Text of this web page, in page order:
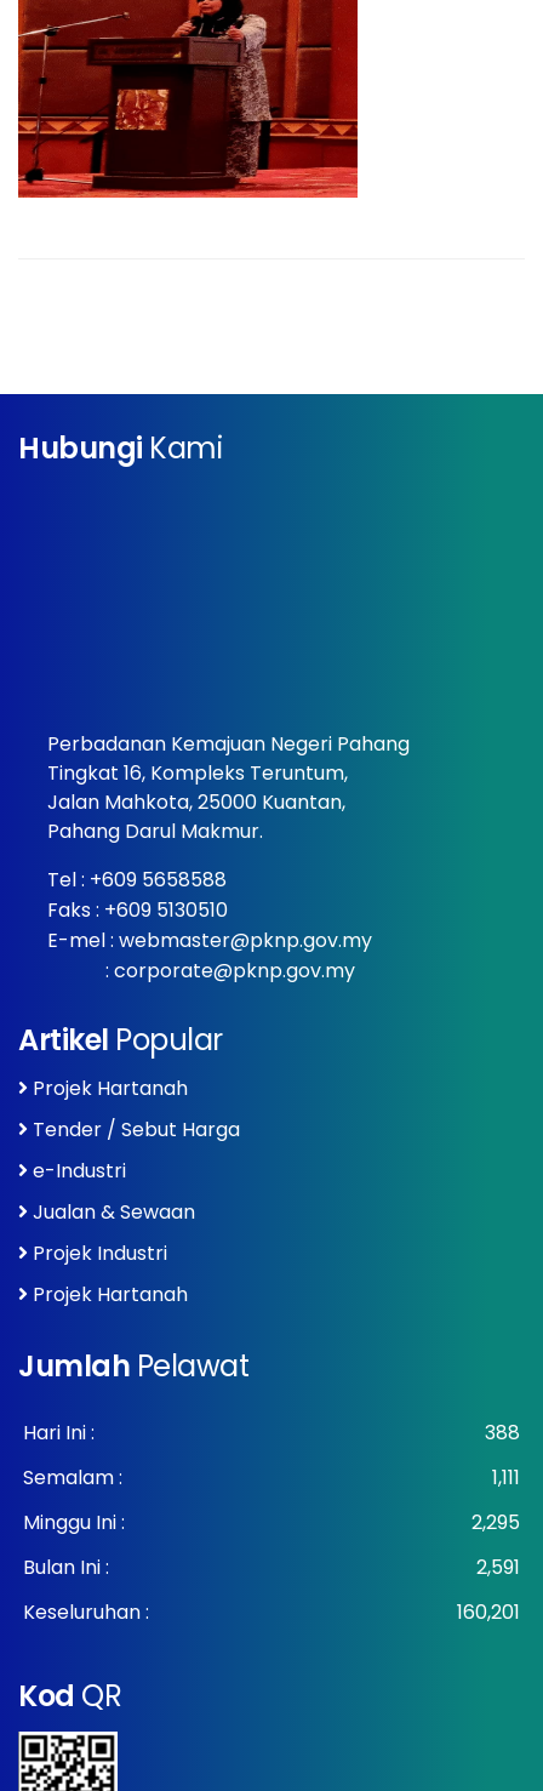
Hubungi Kami
Perbadanan Kemajuan Negeri Pahang
Tingkat 16, Kompleks Teruntum,
Jalan Mahkota, 25000 Kuantan,
Pahang Darul Makmur.
Tel : +609 5658588
Faks : +609 5130510
E-mel : webmaster@pknp.gov.my
: corporate@pknp.gov.my
Artikel Popular
Projek Hartanah
Tender / Sebut Harga
e-Industri
Jualan & Sewaan
Projek Industri
Projek Hartanah
Jumlah Pelawat
Hari Ini :
388
Semalam :
1,111
Minggu Ini :
2,295
Bulan Ini :
2,591
Keseluruhan :
160,201
Kod QR